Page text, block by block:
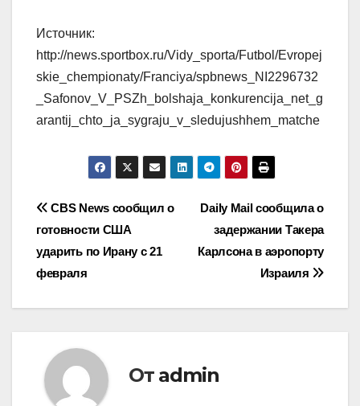
Источник:
http://news.sportbox.ru/Vidy_sporta/Futbol/Evropej
skie_chempionaty/Franciya/spbnews_NI2296732
_Safonov_V_PSZh_bolshaja_konkurencija_net_g
arantij_chto_ja_sygraju_v_sledujushhem_matche
Навигация
по
записям
Daily Mail сообщила о
задержании Такера
Карлсона в аэропорту
Израиля
CBS News сообщил о
готовности США
ударить по Ирану с 21
февраля
От admin